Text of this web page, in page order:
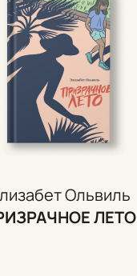
Ольвиль
ЛЕТО